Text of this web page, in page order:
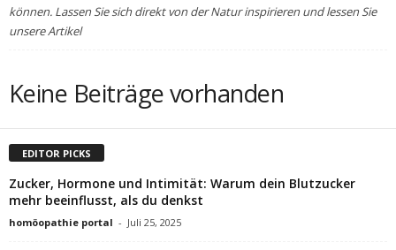
können. Lassen Sie sich direkt von der Natur inspirieren und lessen Sie
unsere Artikel
Keine Beiträge vorhanden
EDITOR PICKS
Zucker, Hormone und Intimität: Warum dein Blutzucker
mehr beeinflusst, als du denkst
homöopathie portal - Juli 25, 2025